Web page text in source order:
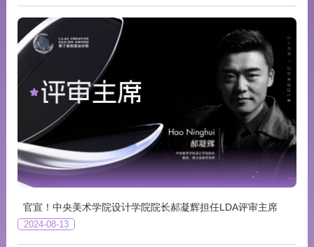
官宣！中央美术学院设计学院院长郝凝辉担任LDA评审主席
2024-08-13